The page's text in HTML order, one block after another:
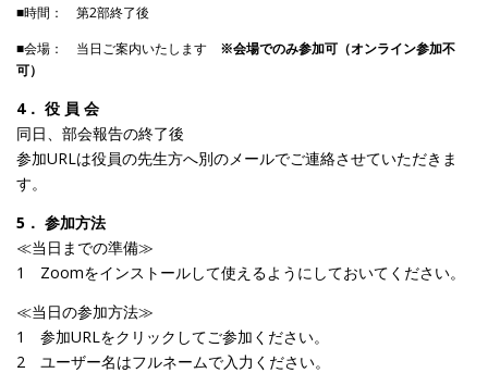
■時間： 第2部終了後
■会場： 当日ご案内いたします ※会場でのみ参加可（オンライン参加不
可）
4． 役 員 会
同日、部会報告の終了後
参加URLは役員の先生方へ別のメールでご連絡させていただきま
す。
5． 参加方法
≪当日までの準備≫
1 Zoomをインストールして使えるようにしておいてください。
≪当日の参加方法≫
1 参加URLをクリックしてご参加ください。
2 ユーザー名はフルネームで入力ください。